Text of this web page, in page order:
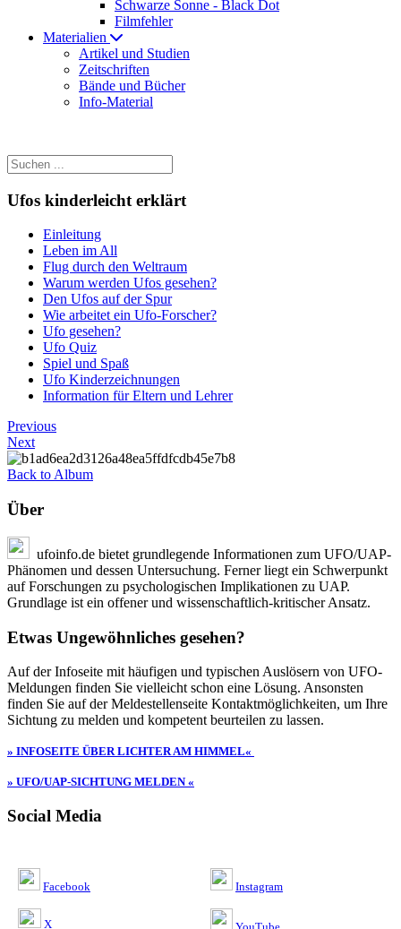
Schwarze Sonne - Black Dot
Filmfehler
Materialien
Artikel und Studien
Zeitschriften
Bände und Bücher
Info-Material
Ufos kinderleicht erklärt
Einleitung
Leben im All
Flug durch den Weltraum
Warum werden Ufos gesehen?
Den Ufos auf der Spur
Wie arbeitet ein Ufo-Forscher?
Ufo gesehen?
Ufo Quiz
Spiel und Spaß
Ufo Kinderzeichnungen
Information für Eltern und Lehrer
Previous
Next
Back to Album
Über
ufoinfo.de bietet grundlegende Informationen zum UFO/UAP-
Phänomen und dessen Untersuchung. Ferner liegt ein Schwerpunkt
auf Forschungen zu psychologischen Implikationen zu UAP.
Grundlage ist ein offener und wissenschaftlich-kritischer Ansatz.
Etwas Ungewöhnliches gesehen?
Auf der Infoseite mit häufigen und typischen Auslösern von UFO-
Meldungen finden Sie vielleicht schon eine Lösung. Ansonsten
finden Sie auf der Meldestellenseite Kontaktmöglichkeiten, um Ihre
Sichtung zu melden und kompetent beurteilen zu lassen.
» INFOSEITE ÜBER LICHTER AM HIMMEL«
» UFO/UAP-SICHTUNG MELDEN «
Social Media
Facebook
X
Instagram